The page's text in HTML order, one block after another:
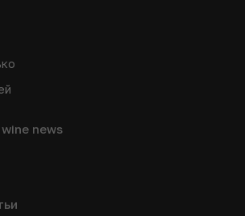
news